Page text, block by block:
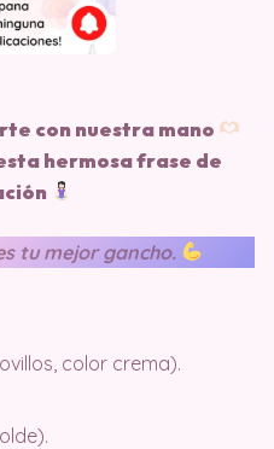
con nuestra mano
hermosa frase de
tu mejor gancho.
color crema).